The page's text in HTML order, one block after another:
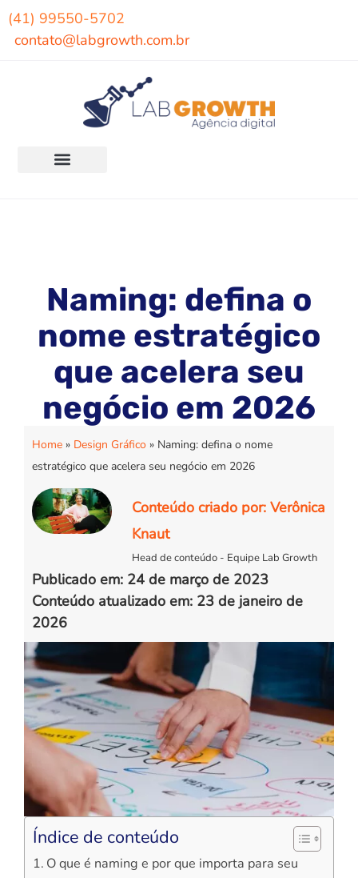
(41) 99550-5702
contato@labgrowth.com.br
Naming: defina o
nome estratégico
que acelera seu
negócio em 2026
Home » Design Gráfico » Naming: defina o nome
estratégico que acelera seu negócio em 2026
Conteúdo criado por: Verônica
Knaut
Head de conteúdo - Equipe Lab Growth
Publicado em: 24 de março de 2023
Conteúdo atualizado em: 23 de janeiro de
2026
Índice de conteúdo
O que é naming e por que importa para seu